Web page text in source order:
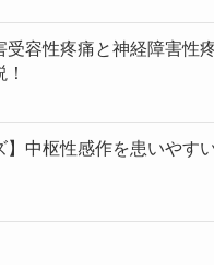
受容性疼痛と神経障害性
】中枢性感作を患いやす